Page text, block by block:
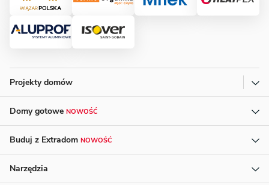
Projekty domów
Domy gotowe NOWOŚĆ
Buduj z Extradom NOWOŚĆ
Narzędzia